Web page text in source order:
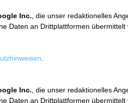
Inc. , die unser redaktionelles
Daten an Drittplattformen übermittelt
Inc. , die unser redaktionelles
Daten an Drittplattformen übermittelt